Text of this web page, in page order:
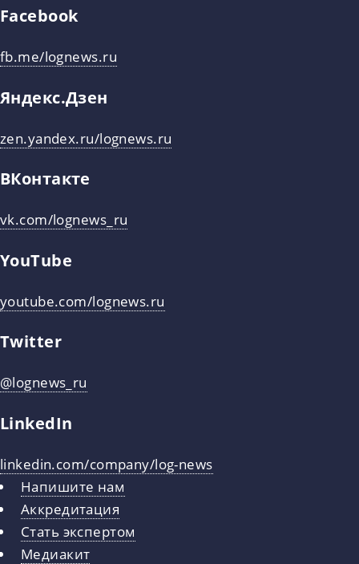
Facebook
fb.me/lognews.ru
Яндекс.Дзен
zen.yandex.ru/lognews.ru
ВКонтакте
vk.com/lognews_ru
YouTube
youtube.com/lognews.ru
Twitter
@lognews_ru
LinkedIn
linkedin.com/company/log-news
Напишите нам
Аккредитация
Стать экспертом
Медиакит